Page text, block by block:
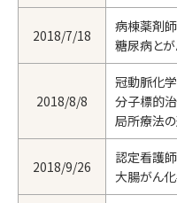
2018/7/18
病棟薬剤
糖尿病と
2018/8/8
冠動脈化
分子標的
局所療法
2018/9/26
認定看護
大腸がん